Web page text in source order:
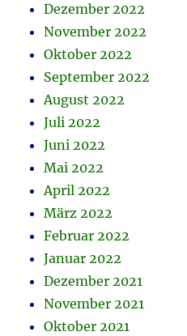
Dezember 2022
November 2022
Oktober 2022
September 2022
August 2022
Juli 2022
Juni 2022
Mai 2022
April 2022
März 2022
Februar 2022
Januar 2022
Dezember 2021
November 2021
Oktober 2021